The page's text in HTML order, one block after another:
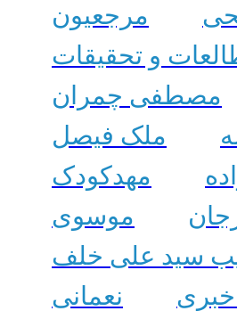
مرجعیون
و تحقیقات
مصطفی چمران
ملک فیصل
مهدکودک
موسوی
سید علی خلف
نعمانی